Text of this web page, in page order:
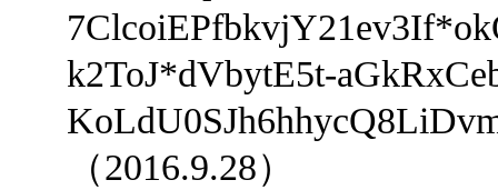
k2ToJ*dVbytE5t-
（2016.9.28）